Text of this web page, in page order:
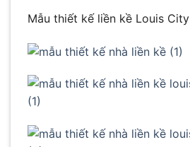
Mẫu thiết kế liền kề Louis City